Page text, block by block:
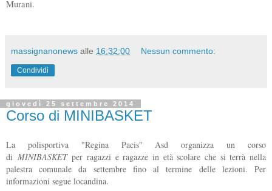
Murani.
massignanonews alle 16:32:00 Nessun commento:
Condividi
giovedì 25 settembre 2014
Corso di MINIBASKET
La polisportiva "Regina Pacis" Asd organizza un corso
di MINIBASKETper ragazzi e ragazze in età scolare che si terrà nella
palestra comunale da settembre fino al termine delle lezioni. Per
informazioni segue locandina.